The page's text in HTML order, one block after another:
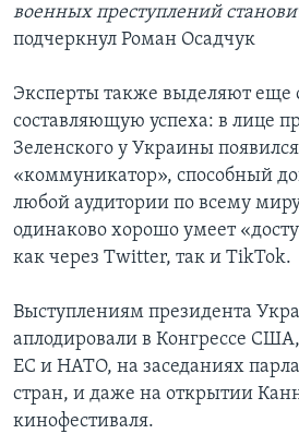
военных преступлений
подчеркнул Роман Осадчук
Эксперты также выделяют
составляющую успеха: в лице
Зеленского у Украины
«коммуникатор», способный
любой аудитории по всему
одинаково хорошо умеет
как через Twitter, так и TikTok.
Выступлениям президента
аплодировали в Конгрессе
ЕС и НАТО, на заседаниях
стран, и даже на открытии
кинофестиваля.